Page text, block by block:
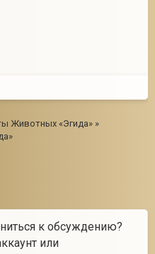
Животных «Эгида» »
к обсуждению?
или